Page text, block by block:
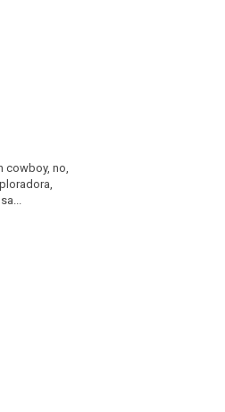
cowboy, no,